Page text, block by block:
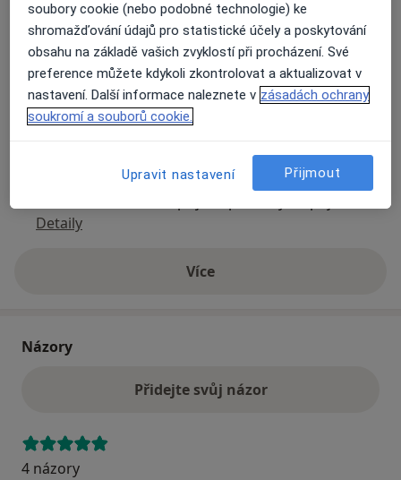
Přiblížit mapuse otevře v nové záložce
Dostupnost
Na této adrese online kalendář není aktivní
Co mám v takové situaci udělat?
Způsoby platby (soukromé návštěvy)
Detaily
Víceo adrese
Názory
Přidejte svůj názor
4 názory
soubory cookie (nebo podobné technologie) ke
shromažďování údajů pro statistické účely a poskytování
obsahu na základě vašich zvyklostí při procházení. Své
preference můžete kdykoli zkontrolovat a aktualizovat v
nastavení. Další informace naleznete v zásadách ochrany
soukromí a souborů cookie.
Upravit nastavení Přijmout